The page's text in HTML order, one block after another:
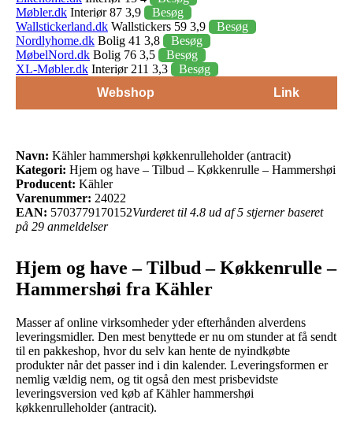
Møbler.dk Interiør 87 3,9
Besøg
Wallstickerland.dk Wallstickers 59 3,9
Besøg
Nordlyhome.dk Bolig 41 3,8
Besøg
MøbelNord.dk Bolig 76 3,5
Besøg
XL-Møbler.dk Interiør 211 3,3
Besøg
Webshop
Link
Navn: Kähler hammershøi køkkenrulleholder (antracit)
Kategori: Hjem og have – Tilbud – Køkkenrulle – Hammershøi
Producent: Kähler
Varenummer: 24022
EAN: 5703779170152Vurderet til 4.8 ud af 5 stjerner baseret
på 29 anmeldelser
Hjem og have – Tilbud – Køkkenrulle –
Hammershøi fra Kähler
Masser af online virksomheder yder efterhånden alverdens
leveringsmidler. Den mest benyttede er nu om stunder at få sendt
til en pakkeshop, hvor du selv kan hente de nyindkøbte
produkter når det passer ind i din kalender. Leveringsformen er
nemlig vældig nem, og tit også den mest prisbevidste
leveringsversion ved køb af Kähler hammershøi
køkkenrulleholder (antracit).